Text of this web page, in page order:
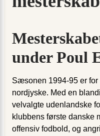
under Poul
Sæsonen 1994-95 er
nordjyske. Med en
velvalgte udenlandske
klubbens første danske
offensiv fodbold, og